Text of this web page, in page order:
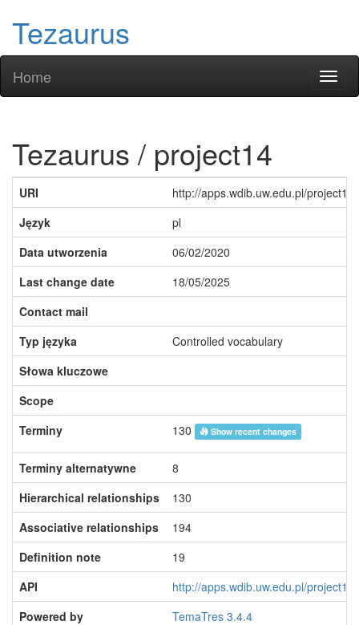
Tezaurus
Home
Tezaurus / project14
URI
http://apps.wdib.uw.edu.pl/
Język
pl
Data utworzenia
06/02/2020
Last change date
18/05/2025
Contact mail
Typ języka
Controlled vocabulary
Słowa kluczowe
Scope
Terminy
130 Show recent changes
Terminy alternatywne
8
Hierarchical relationships
130
Associative relationships
194
Definition note
19
API
http://apps.wdib.uw.edu.pl/
Powered by
TemaTres 3.4.4